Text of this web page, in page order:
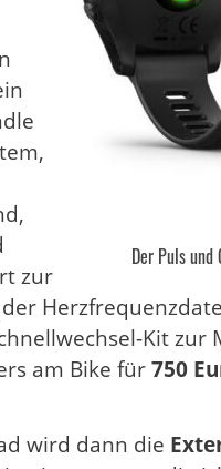
Der Puls und
zur
Kit zur
am Bike für750
wird dann die